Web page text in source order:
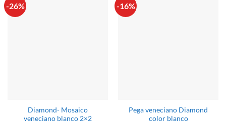
-26%
Diamond- Mosaico
veneciano blanco 2×2
-16%
Pega veneciano Diamond
color blanco